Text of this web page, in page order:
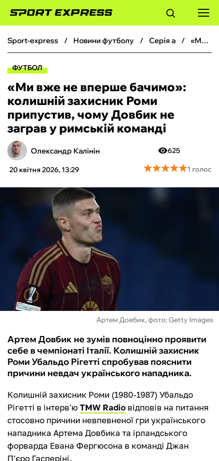
ФУТБОЛ
БОКС
ХОКЕЙ
ТЕНІС
КІБЕРСПОРТ
ІНШІ
БУКМЕКЕРИ
sport-express новини футболу серія а «Ми вже не вперше бачимо»: колишній захисник Роми припустив, чому Довбик не заграв у римській команді
ФУТБОЛ
«Ми вже не вперше бачимо»:
колишній захисник Роми
припустив, чому Довбик не
заграв у римській команді
Олександр Калінін
20 квітня 2026, 13:29
625
★★★★★
★★★★★1 голос
Артем Довбик, фото: Getty Images
Артем Довбик не зумів повноцінно проявити
себе в чемпіонаті Італії. Колишній захисник
Роми Убальдо Рігетті спробував пояснити
причини невдач українського нападника.
Колишній захисник Роми (1980-1987) Убальдо
Рігетті в інтерв'юTMW Radio відповів на питання
стосовно причини невпевненої гри українського
нападника Артема Довбика та ірландського
форварда Евана Фергюсона в команді Джан
П'єро Гасперіні.